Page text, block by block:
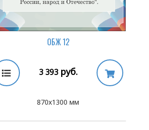
ОБЖ 12
3 393 руб.
870х1300 мм